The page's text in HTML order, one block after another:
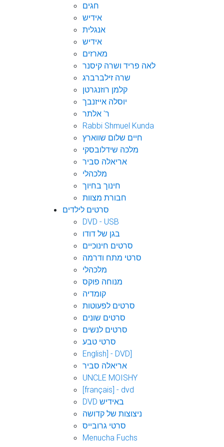
חגים
אידיש
אנגלית
אידיש
מארזים
לאה פריד ושרה קיסנר
שרה זילברברג
קלמן רוזנגרטן
יוסלה אייזנבך
ר' אלתר
Rabbi Shmuel Kunda
חיים שלום שווארץ
מלכה שידלובסקי
אריאלה סביר
מלכהלי
חינוך בחיוך
חבורת מצוות
סרטים לילדים
DVD - USB
בגן של דודו
סרטים חינוכיים
סרטי מתח ודרמה
מלכהלי
מנוחה פוקס
קומדיה
סרטים לפעוטות
סרטים שונים
סרטים לנשים
סרטי טבע
English] - DVD]
אריאלה סביר
UNCLE MOISHY
[français] - dvd
DVD באידיש
ניצוצות של קדושה
סרטי גרובייס
Menucha Fuchs